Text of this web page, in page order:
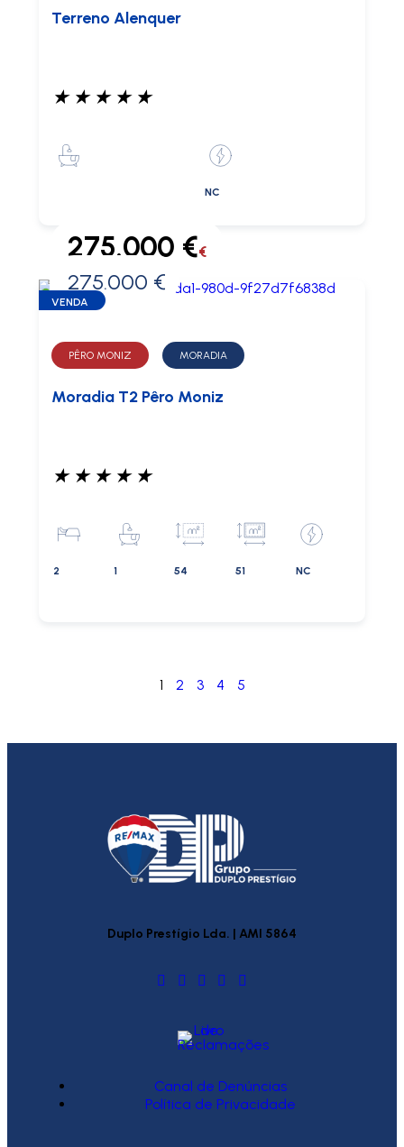
Terreno Alenquer
★ ★ ★ ★ ★
NC
0 €
275.000 €€
275.000 €
VENDA
PÊRO MONIZ MORADIA
Moradia T2 Pêro Moniz
★ ★ ★ ★ ★
2 1 54 51 NC
1 2 3 4 5
Duplo Prestígio Lda. | AMI 5864
Canal de Denúncias
Política de Privacidade